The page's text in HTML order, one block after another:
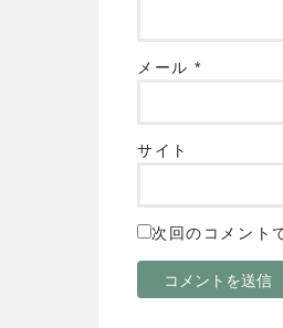
メール*
サイト
次回のコメント